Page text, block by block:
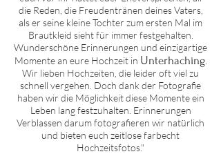
die Reden, die Freudentränen deines Vaters,
als er seine kleine Tochter zum ersten Mal im
Brautkleid sieht für immer festgehalten.
Wunderschöne Erinnerungen und einzigartige
Momente an eure Hochzeit in Unterhaching.
Wir lieben Hochzeiten, die leider oft viel zu
schnell vergehen. Doch dank der Fotografie
haben wir die Möglichkeit diese Momente ein
Leben lang festzuhalten. Erinnerungen
Verblassen darum fotografieren wir natürlich
und bieten euch zeitlose farbecht
Hochzeitsfotos."